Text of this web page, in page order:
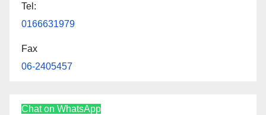
Tel:
0166631979
Fax
06-2405457
Chat on WhatsApp